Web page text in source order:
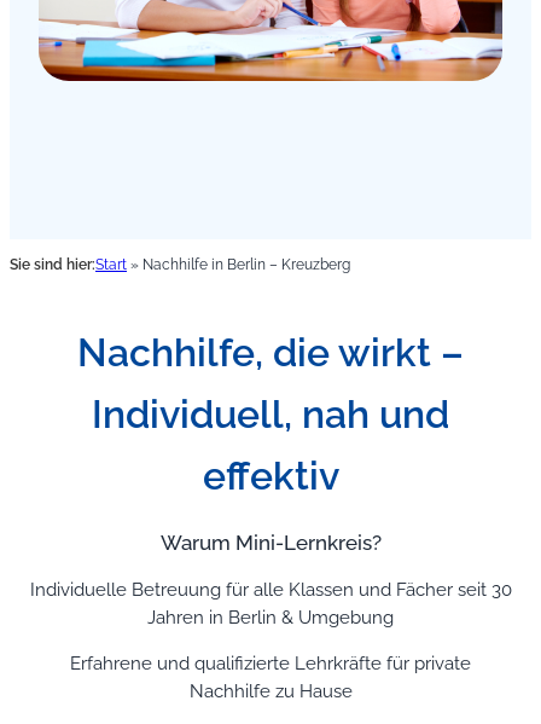
Sie sind hier:Start » Nachhilfe in Berlin – Kreuzberg
Nachhilfe, die wirkt –
Individuell, nah und
effektiv
Warum Mini-Lernkreis?
Individuelle Betreuung für alle Klassen und Fächer seit 30
Jahren in Berlin & Umgebung
Erfahrene und qualifizierte Lehrkräfte für private
Nachhilfe zu Hause